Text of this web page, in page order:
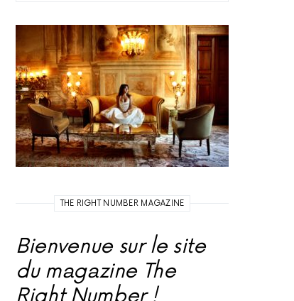
THE RIGHT NUMBER MAGAZINE
Bienvenue sur le site
du magazine The